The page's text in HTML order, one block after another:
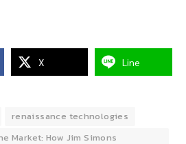
X Line
renaissance technologies
Market: How Jim Simons